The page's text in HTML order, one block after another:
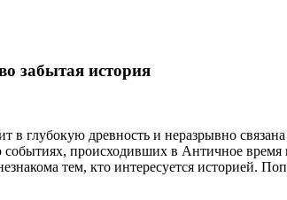
забытая история
глубокую древность и неразрывно
происходивших в Античное
тем, кто интересуется историей.